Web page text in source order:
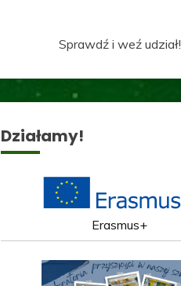
Sprawdź i weź udział!
Działamy!
Erasmus+